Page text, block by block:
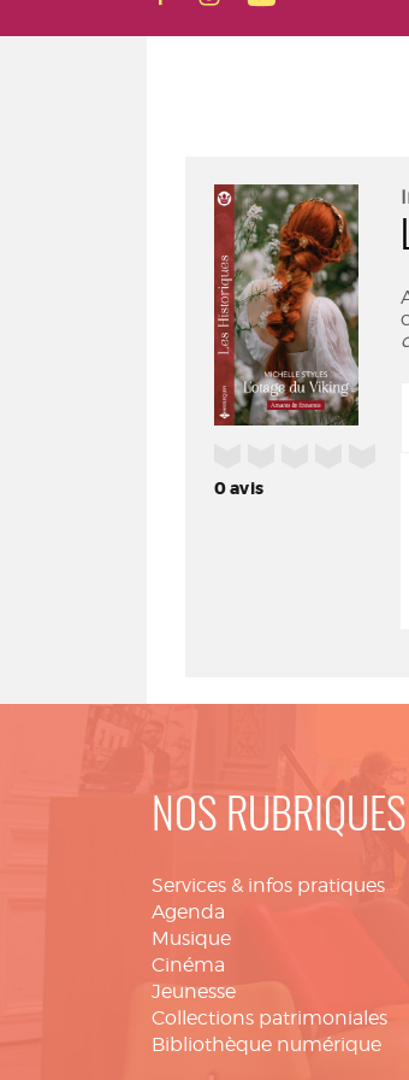
0avis
NOS RUBRIQUES
Services & infos pratiques
Agenda
Musique
Cinéma
Jeunesse
Collections patrimoniales
Bibliothèque numérique